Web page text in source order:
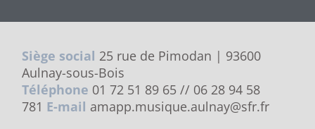
Siège social 25 rue de Pimodan | 93600
Aulnay-sous-Bois
Téléphone 01 72 51 89 65 // 06 28 94 58
781 E-mail amapp.musique.aulnay@sfr.fr